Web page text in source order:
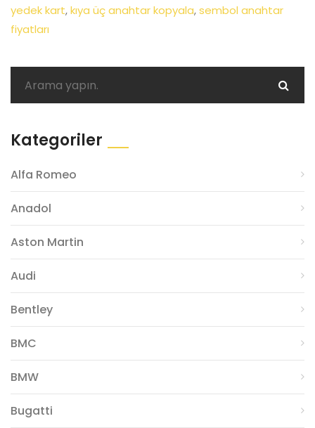
yedek kart,kıya üç anahtar kopyala,sembol anahtar
fiyatları
Kategoriler
Alfa Romeo
Anadol
Aston Martin
Audi
Bentley
BMC
BMW
Bugatti